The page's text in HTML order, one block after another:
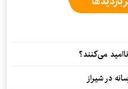
می‌کنند؟
در شیراز